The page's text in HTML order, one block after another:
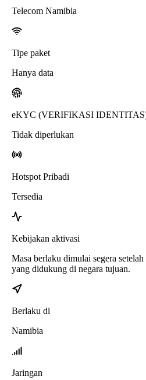
Telecom Namibia
Tipe paket
Hanya data
eKYC (VERIFIKASI
Tidak diperlukan
Hotspot Pribadi
Tersedia
Kebijakan aktivasi
Masa berlaku dimulai segera
yang didukung di negara tujuan.
Berlaku di
Namibia
Jaringan